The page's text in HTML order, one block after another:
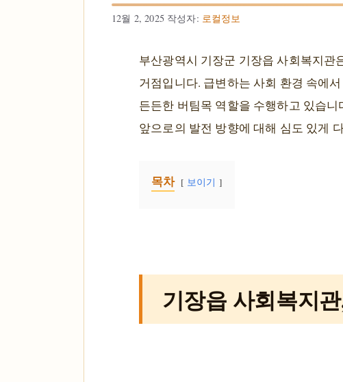
12월 2, 2025 작성자: 로컬정보
부산광역시 기장군 기장읍 사회복지관
거점입니다. 급변하는 사회 환경 속에
든든한 버팀목 역할을 수행하고 있습
앞으로의 발전 방향에 대해 심도 있게
목차 보이기
기장읍 사회복지